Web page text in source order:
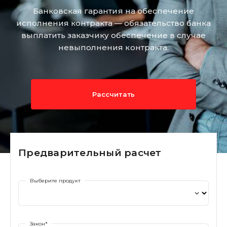
Банковская гарантия на обеспечение
исполнения контракта — обязательство банка
выплатить заказчику обеспечение в случае
невыполнения контракта.
Рассчитать
Предварительный расчет